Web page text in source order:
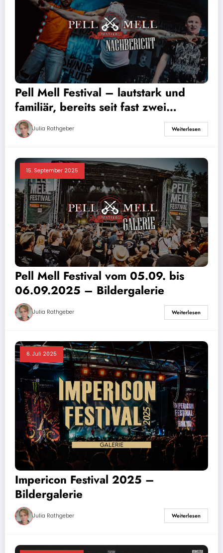
Pell Mell Festival – lautstark und
familiär, bereits seit fast zwei
Jahrzehnten
Julia Rathgeber Weiterlesen
15. September 2025
Pell Mell Festival vom 05.09. bis
06.09.2025 – Bildergalerie
Julia Rathgeber Weiterlesen
6. Juli 2025
Impericon Festival 2025 –
Bildergalerie
Julia Rathgeber Weiterlesen